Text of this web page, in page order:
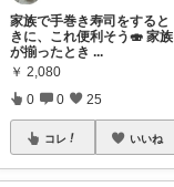
家族で手巻き寿司をすると
きに、これ便利そう🍣 家族
が揃ったとき ...
￥ 2,080
0 0 25
コレ いいね